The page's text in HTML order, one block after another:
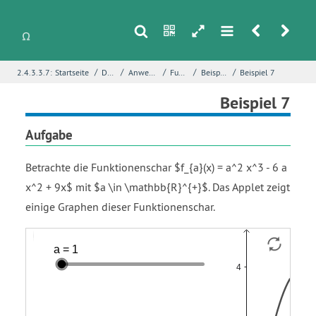
s n h m r u
2.4.3.3.7: Startseite / Differentialrechnung / Anwendungen von Funktionsuntersuchungen / Funktionen mit Parametern / Beispiele mit interessanten Phänomenen / Beispiel 7
Beispiel 7
Aufgabe
Betrachte die Funktionenschar $f_{a}(x) = a^2 x^3 - 6 a
x^2 + 9x$ mit $a \in \mathbb{R}^{+}$. Das Applet zeigt
einige Graphen dieser Funktionenschar.
subscript
mehreren
Seite*
Fehlerbeschreibung*